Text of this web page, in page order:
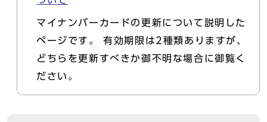
マイナンバーカードの更新について説明した
ページです。 有効期限は2種類ありますが、
どちらを更新すべきか御不明な場合に御覧く
ださい。